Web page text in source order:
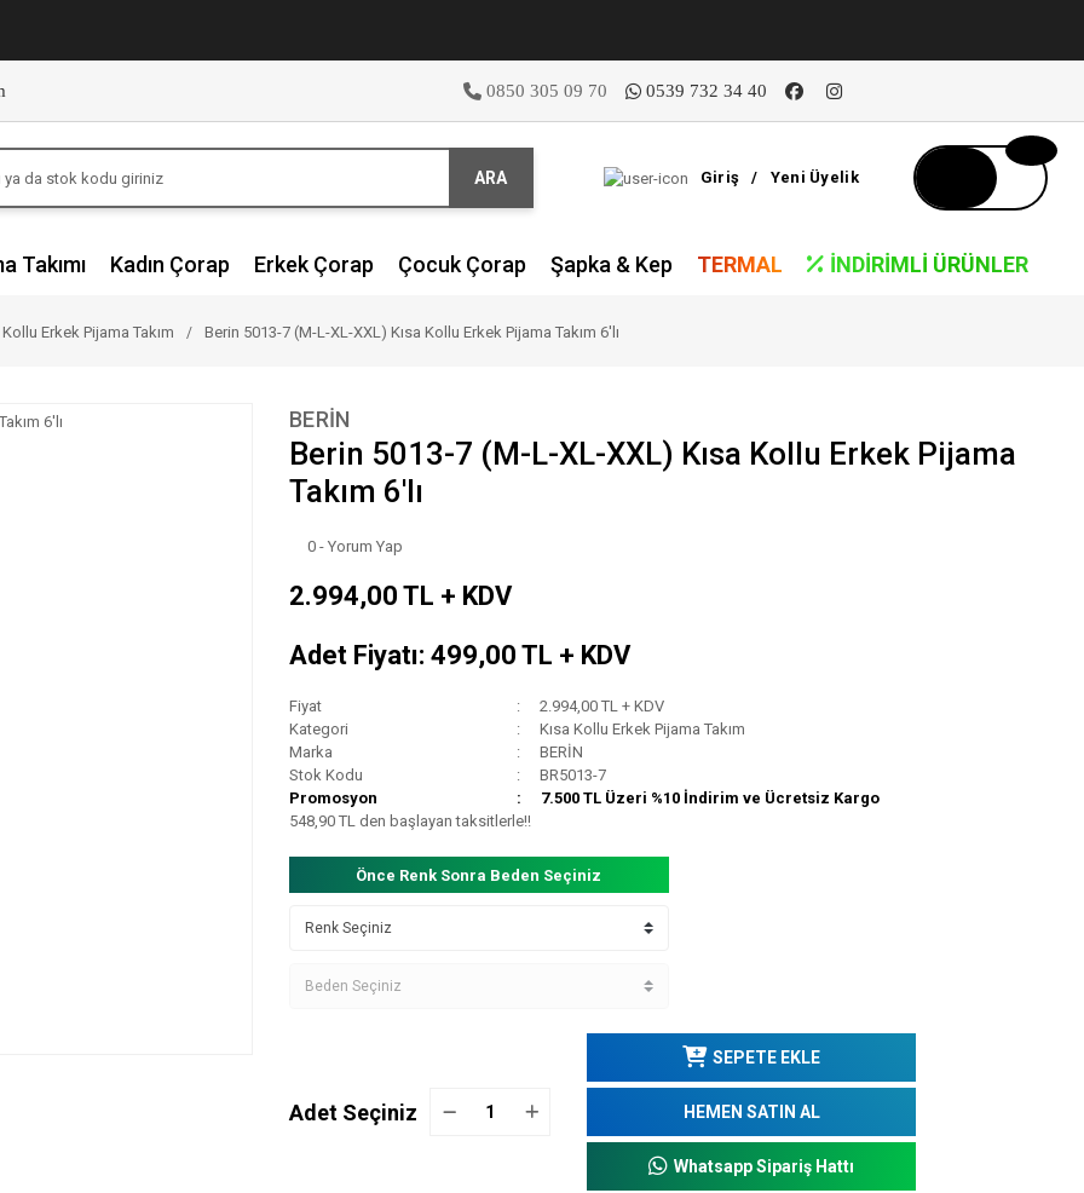
0850 305 09 70 0539 732 34 40
ARA Giriş / Yeni Üyelik
Takımı Kadın Çorap Erkek Çorap Çocuk Çorap Şapka & Kep TERMAL İNDIRIMLI ÜRÜNLER
Kollu Erkek Pijama Takım Berin 5013-7 (M-L-XL-XXL) Kısa Kollu Erkek Pijama Takım 6'lı
BERİN
Berin 5013-7 (M-L-XL-XXL) Kısa Kollu Erkek Pijama
Takım 6'lı
0 - Yorum Yap
2.994,00 TL + KDV
Adet Fiyatı: 499,00 TL + KDV
Fiyat
2.994,00 TL + KDV
Kategori
Kısa Kollu Erkek Pijama Takım
Marka
BERİN
Stok Kodu
BR5013-7
Promosyon
7.500 TL Üzeri %10 İndirim ve Ücretsiz Kargo
548,90 TL den başlayan taksitlerle!!
Önce Renk Sonra Beden Seçiniz
Adet Seçiniz
SEPETE EKLE
HEMEN SATIN AL
Whatsapp Sipariş Hattı